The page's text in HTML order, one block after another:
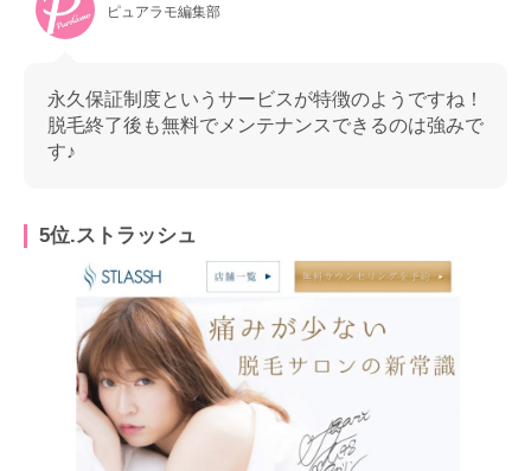
ピュアラモ編集部
永久保証制度というサービスが特徴のようですね！
脱毛終了後も無料でメンテナンスできるのは強みで
す♪
5位.ストラッシュ